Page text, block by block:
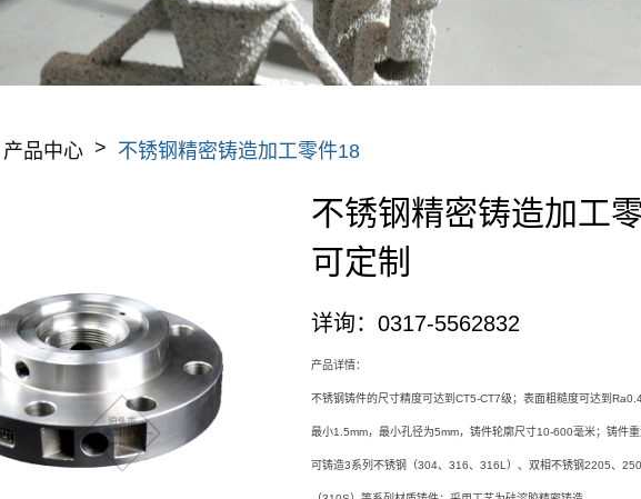
产品中心 > 不锈钢精密铸造加工零件18
不锈钢精密铸造加工
可定制
详询：0317-5562832
产品详情：
不锈钢铸件的尺寸精度可达到CT5-CT7级；表面粗糙度可达到
最小1.5mm，最小孔径为5mm，铸件轮廓尺寸10-600毫米；铸件重
可铸造3系列不锈钢（304、316、316L）、双相不锈钢2205、